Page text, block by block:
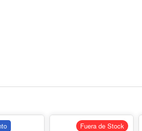
Fuera de Stock